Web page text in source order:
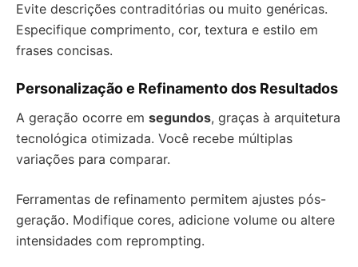
Evite descrições contraditórias ou muito genéricas.
Especifique comprimento, cor, textura e estilo em
frases concisas.
Personalização e Refinamento dos Resultados
A geração ocorre em segundos, graças à arquitetura
tecnológica otimizada. Você recebe múltiplas
variações para comparar.
Ferramentas de refinamento permitem ajustes pós-
geração. Modifique cores, adicione volume ou altere
intensidades com reprompting.